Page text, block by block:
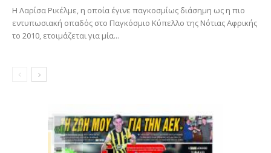
Η Λαρίσα Ρικέλμε, η οποία έγινε παγκοσμίως διάσημη ως η πιο
εντυπωσιακή οπαδός στο Παγκόσμιο Κύπελλο της Νότιας Αφρικής
το 2010, ετοιμάζεται για μία...